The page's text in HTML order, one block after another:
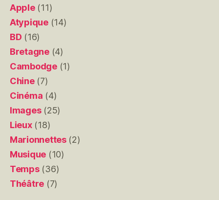
Apple(11)
Atypique(14)
BD (16)
Bretagne(4)
Cambodge(1)
Chine(7)
Cinéma (4)
Images(25)
Lieux(18)
Marionnettes(2)
Musique (10)
Temps(36)
Théâtre (7)